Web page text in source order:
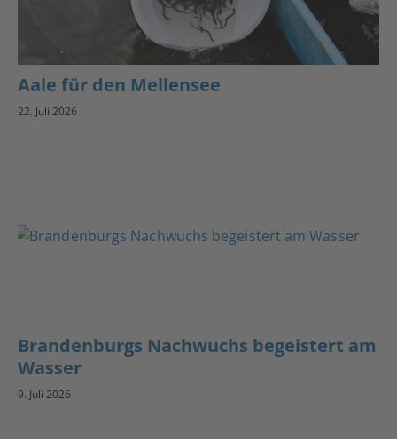
Aale für den Mellensee
22. Juli 2026
Brandenburgs Nachwuchs begeistert am
Wasser
9. Juli 2026